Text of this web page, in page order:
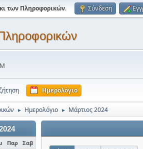
των Πληροφορικών. Σύνδεση
Ημερολόγιο
► Ημερολόγιο ► Μάρτιος 2024
Παρ Σαβ